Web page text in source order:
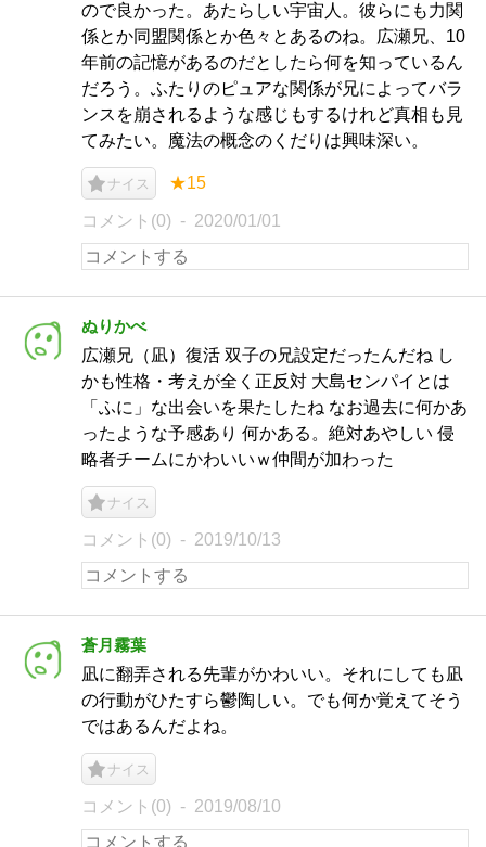
ので良かった。あたらしい宇宙人。彼らにも力関
係とか同盟関係とか色々とあるのね。広瀬兄、10
年前の記憶があるのだとしたら何を知っているん
だろう。ふたりのピュアな関係が兄によってバラ
ンスを崩されるような感じもするけれど真相も見
てみたい。魔法の概念のくだりは興味深い。
ナイス ★15
コメント(0) 2020/01/01
ぬりかべ
広瀬兄（凪）復活 双子の兄設定だったんだね し
かも性格・考えが全く正反対 大島センパイとは
「ふに」な出会いを果たしたね なお過去に何かあ
ったような予感あり 何かある。絶対あやしい 侵
略者チームにかわいいｗ仲間が加わった
ナイス
コメント(0) 2019/10/13
蒼月霧葉
凪に翻弄される先輩がかわいい。それにしても凪
の行動がひたすら鬱陶しい。でも何か覚えてそう
ではあるんだよね。
ナイス
コメント(0) 2019/08/10